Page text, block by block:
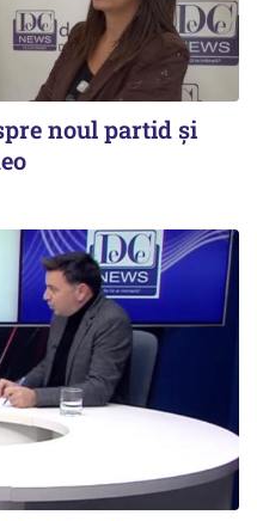
noul partid și